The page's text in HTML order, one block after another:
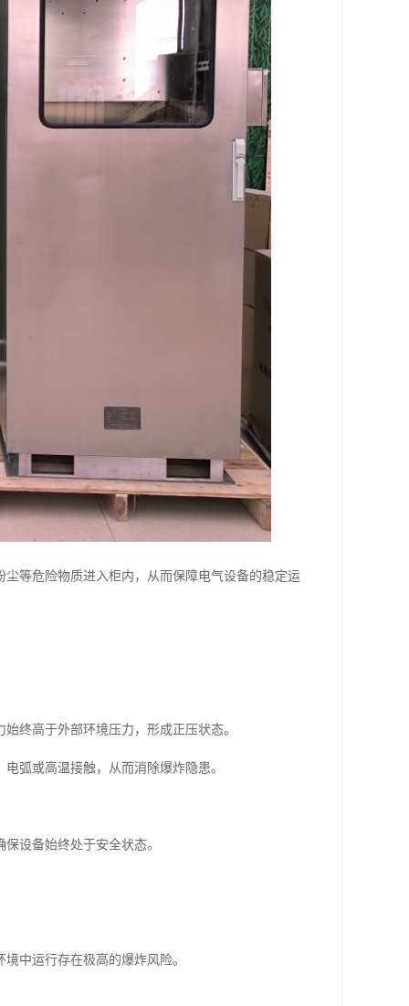
等危险物质进入柜内，从而保障电气设备的稳定运
终高于外部环境压力，形成正压状态。
弧或高温接触，从而消除爆炸隐患。
设备始终处于安全状态。
中运行存在极高的爆炸风险。